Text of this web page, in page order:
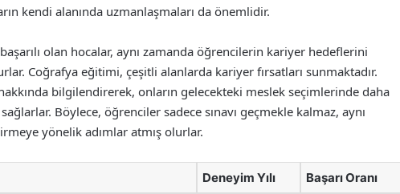
kendi alanında uzmanlaşmaları da önemlidir.
olan hocalar, aynı zamanda öğrencilerin kariyer hedeflerini
Coğrafya eğitimi, çeşitli alanlarda kariyer fırsatları sunmaktadır.
bilgilendirerek, onların gelecekteki meslek seçimlerinde daha
Böylece, öğrenciler sadece sınavı geçmekle kalmaz, aynı
yönelik adımlar atmış olurlar.
Deneyim Yılı Başarı Oranı